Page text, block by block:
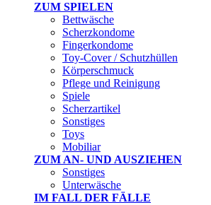
ZUM SPIELEN
Bettwäsche
Scherzkondome
Fingerkondome
Toy-Cover / Schutzhüllen
Körperschmuck
Pflege und Reinigung
Spiele
Scherzartikel
Sonstiges
Toys
Mobiliar
ZUM AN- UND AUSZIEHEN
Sonstiges
Unterwäsche
IM FALL DER FÄLLE